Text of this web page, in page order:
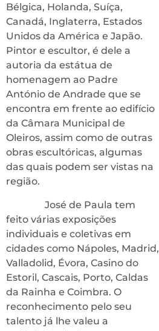
Bélgica, Holanda, Suíça,
Canadá, Inglaterra, Estados
Unidos da América e Japão.
Pintor e escultor, é dele a
autoria da estátua de
homenagem ao Padre
António de Andrade que se
encontra em frente ao edifício
da Câmara Municipal de
Oleiros, assim como de outras
obras escultóricas, algumas
das quais podem ser vistas na
região.
José de Paula tem
feito várias exposições
individuais e coletivas em
cidades como Nápoles, Madrid,
Valladolid, Évora, Casino do
Estoril, Cascais, Porto, Caldas
da Rainha e Coimbra. O
reconhecimento pelo seu
talento já lhe valeu a